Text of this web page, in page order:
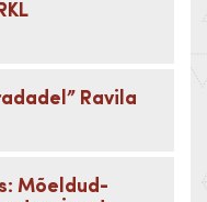
Ravila
Mõeldud-